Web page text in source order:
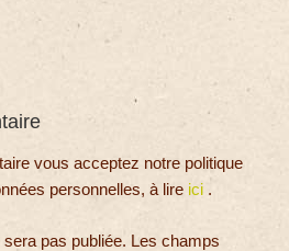
vous acceptez notre politique
personnelles, à lire ici .
pas publiée. Les champs